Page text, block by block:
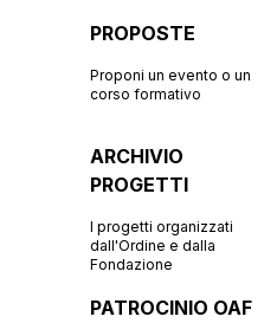
PROPOSTE
Proponi un evento o un
corso formativo
ARCHIVIO
PROGETTI
I progetti organizzati
dall'Ordine e dalla
Fondazione
PATROCINIO OAF